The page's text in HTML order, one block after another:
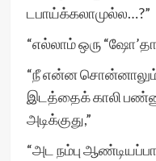
டபாய்க்கலாமுல்ல…?”
“எல்லாம் ஒரு
“நீ என்ன சொன்னாலும்
இடத்தைக் காலி
அடிக்குது,”
“அட நம்பு